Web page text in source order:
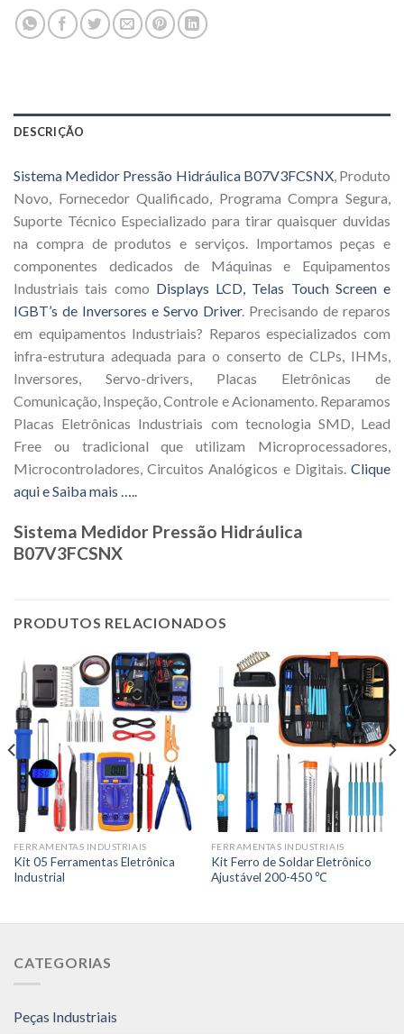
DESCRIÇÃO
Sistema Medidor Pressão Hidráulica B07V3FCSNX, Produto
Novo, Fornecedor Qualificado, Programa Compra Segura,
Suporte Técnico Especializado para tirar quaisquer duvidas
na compra de produtos e serviços. Importamos peças e
componentes dedicados de Máquinas e Equipamentos
Industriais tais como Displays LCD, Telas Touch Screen e
IGBT’s de Inversores e Servo Driver. Precisando de reparos
em equipamentos Industriais? Reparos especializados com
infra-estrutura adequada para o conserto de CLPs, IHMs,
Inversores, Servo-drivers, Placas Eletrônicas de
Comunicação, Inspeção, Controle e Acionamento. Reparamos
Placas Eletrônicas Industriais com tecnologia SMD, Lead
Free ou tradicional que utilizam Microprocessadores,
Microcontroladores, Circuitos Analógicos e Digitais. Clique
aqui e Saiba mais …..
Sistema Medidor Pressão Hidráulica
B07V3FCSNX
PRODUTOS RELACIONADOS
FERRAMENTAS INDUSTRIAIS
Kit 05 Ferramentas Eletrônica
Industrial
FERRAMENTAS INDUSTRIAIS
Kit Ferro de Soldar Eletrônico
Ajustável 200-450 ℃
CATEGORIAS
Peças Industriais